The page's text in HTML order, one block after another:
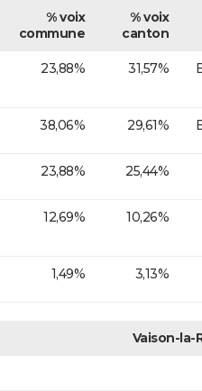
% voix
commune
% voix
canton
23,88% 31,57%
38,06% 29,61%
23,88% 25,44%
12,69% 10,26%
1,49% 3,13%
Vaison-la-